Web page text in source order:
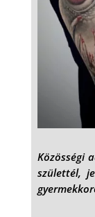
Közösségi
születtél,